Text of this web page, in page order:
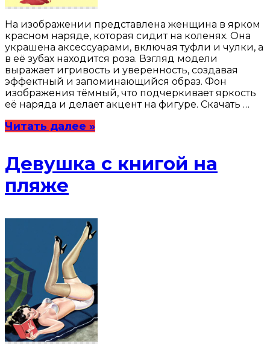
На изображении представлена женщина в ярком
красном наряде, которая сидит на коленях. Она
украшена аксессуарами, включая туфли и чулки, а
в её зубах находится роза. Взгляд модели
выражает игривость и уверенность, создавая
эффектный и запоминающийся образ. Фон
изображения тёмный, что подчеркивает яркость
её наряда и делает акцент на фигуре. Скачать …
Читать далее »
Девушка с книгой на
пляже